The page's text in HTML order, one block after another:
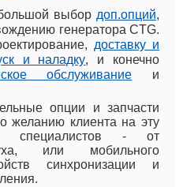
выбор доп.опций,
генератора CTG.
доставку и
и наладку, и конечно
обслуживание и
опции и запчасти
желанию клиента на эту
специалистов - от
или мобильного
синхронизации и